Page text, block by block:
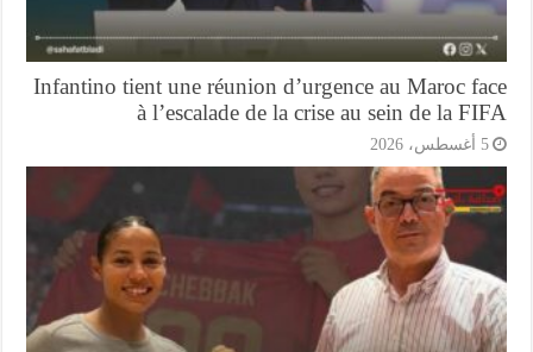
Infantino tient une réunion d’urgence au Maroc
à l’escalade de la crise au sein de la